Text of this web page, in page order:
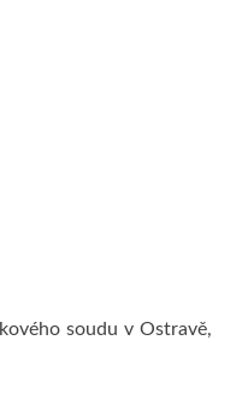
soudu v Ostravě,